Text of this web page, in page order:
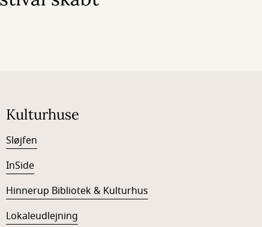
Kulturhuse
Sløjfen
InSide
Hinnerup Bibliotek & Kulturhus
Lokaleudlejning